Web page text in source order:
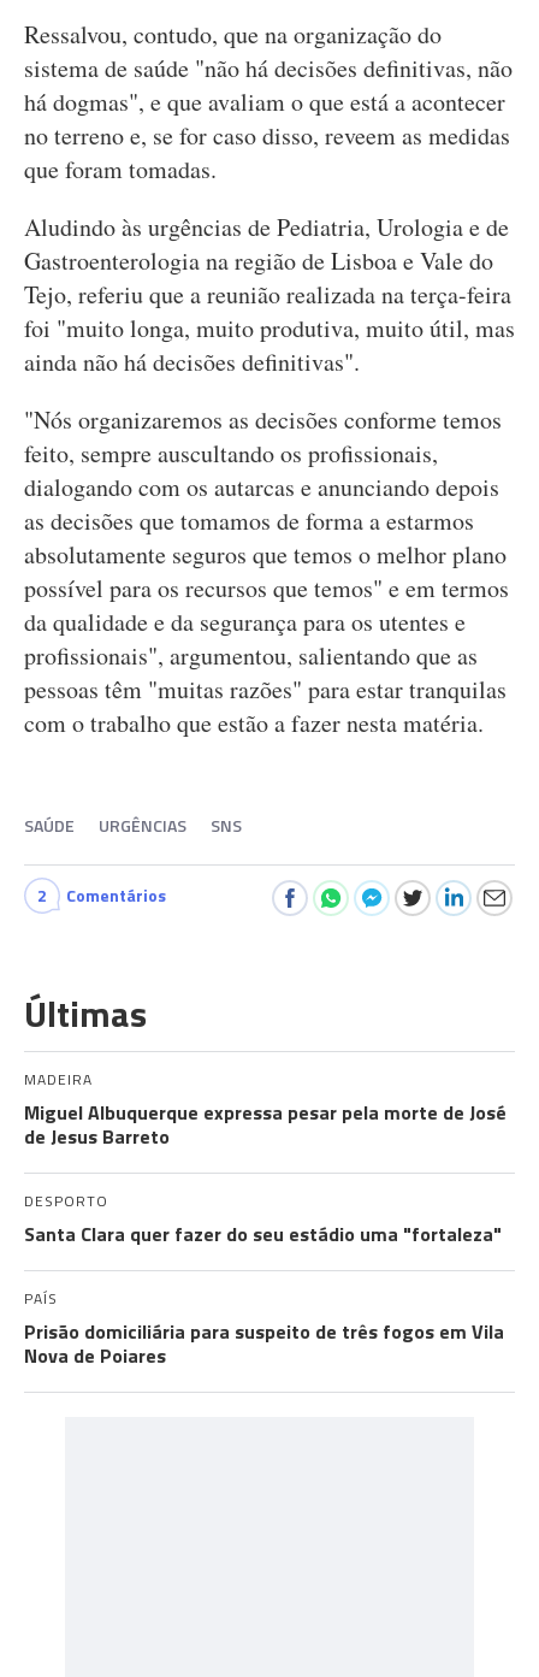
Ressalvou, contudo, que na organização do
sistema de saúde "não há decisões definitivas, não
há dogmas", e que avaliam o que está a acontecer
no terreno e, se for caso disso, reveem as medidas
que foram tomadas.
Aludindo às urgências de Pediatria, Urologia e de
Gastroenterologia na região de Lisboa e Vale do
Tejo, referiu que a reunião realizada na terça-feira
foi "muito longa, muito produtiva, muito útil, mas
ainda não há decisões definitivas".
"Nós organizaremos as decisões conforme temos
feito, sempre auscultando os profissionais,
dialogando com os autarcas e anunciando depois
as decisões que tomamos de forma a estarmos
absolutamente seguros que temos o melhor plano
possível para os recursos que temos" e em termos
da qualidade e da segurança para os utentes e
profissionais", argumentou, salientando que as
pessoas têm "muitas razões" para estar tranquilas
com o trabalho que estão a fazer nesta matéria.
SAÚDE URGÊNCIAS SNS
2 Comentários
Últimas
MADEIRA
Miguel Albuquerque expressa pesar pela morte de José
de Jesus Barreto
DESPORTO
Santa Clara quer fazer do seu estádio uma "fortaleza"
PAÍS
Prisão domiciliária para suspeito de três fogos em Vila
Nova de Poiares